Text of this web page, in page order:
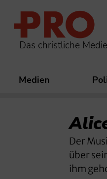
Das christliche
Medien
Der
über
ihm